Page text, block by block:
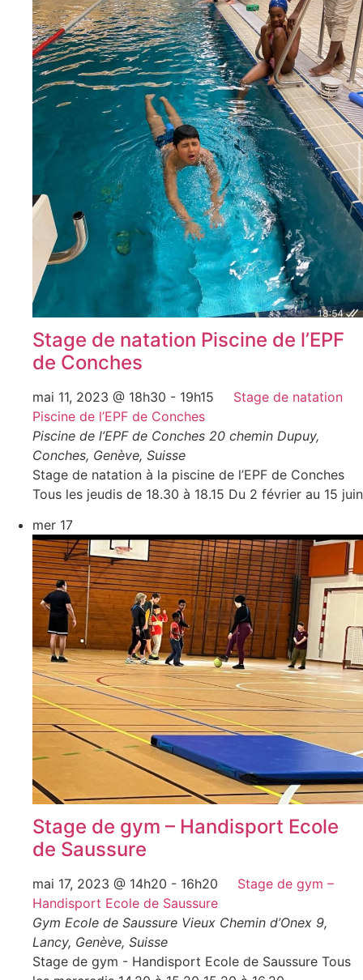
Stage de natation Piscine de l’EPF
de Conches
mai 11, 2023 @ 18h30 - 19h15
Stage de natation
Piscine de l’EPF de Conches
Piscine de l’EPF de Conches 20 chemin Dupuy,
Conches, Genève, Suisse
Stage de natation à la piscine de l’EPF de Conches
Tous les jeudis de 18.30 à 18.15 Du 2 février au 15 juin
mer 17
Stage de gym – Handisport Ecole
de Saussure
mai 17, 2023 @ 14h20 - 16h20
Stage de gym –
Handisport Ecole de Saussure
Gym Ecole de Saussure Vieux Chemin d’Onex 9,
Lancy, Genève, Suisse
Stage de gym - Handisport Ecole de Saussure Tous